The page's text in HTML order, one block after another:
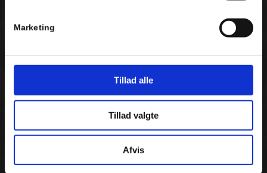
Marketing
Tillad alle
Tillad valgte
Afvis